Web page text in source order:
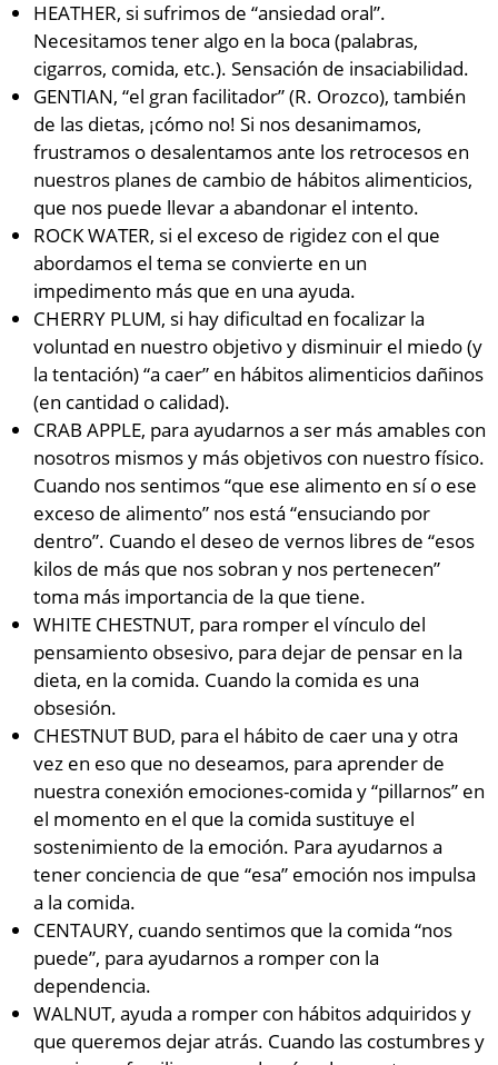
HEATHER, si sufrimos de “ansiedad oral”.
Necesitamos tener algo en la boca (palabras,
cigarros, comida, etc.). Sensación de insaciabilidad.
GENTIAN, “el gran facilitador” (R. Orozco), también
de las dietas, ¡cómo no! Si nos desanimamos,
frustramos o desalentamos ante los retrocesos en
nuestros planes de cambio de hábitos alimenticios,
que nos puede llevar a abandonar el intento.
ROCK WATER, si el exceso de rigidez con el que
abordamos el tema se convierte en un
impedimento más que en una ayuda.
CHERRY PLUM, si hay dificultad en focalizar la
voluntad en nuestro objetivo y disminuir el miedo (y
la tentación) “a caer” en hábitos alimenticios dañinos
(en cantidad o calidad).
CRAB APPLE, para ayudarnos a ser más amables con
nosotros mismos y más objetivos con nuestro físico.
Cuando nos sentimos “que ese alimento en sí o ese
exceso de alimento” nos está “ensuciando por
dentro”. Cuando el deseo de vernos libres de “esos
kilos de más que nos sobran y nos pertenecen”
toma más importancia de la que tiene.
WHITE CHESTNUT, para romper el vínculo del
pensamiento obsesivo, para dejar de pensar en la
dieta, en la comida. Cuando la comida es una
obsesión.
CHESTNUT BUD, para el hábito de caer una y otra
vez en eso que no deseamos, para aprender de
nuestra conexión emociones-comida y “pillarnos” en
el momento en el que la comida sustituye el
sostenimiento de la emoción. Para ayudarnos a
tener conciencia de que “esa” emoción nos impulsa
a la comida.
CENTAURY, cuando sentimos que la comida “nos
puede”, para ayudarnos a romper con la
dependencia.
WALNUT, ayuda a romper con hábitos adquiridos y
que queremos dejar atrás. Cuando las costumbres y